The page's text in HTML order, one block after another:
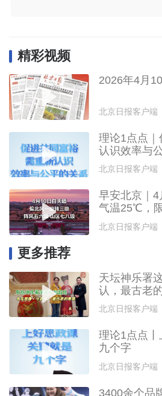
精彩视频
2026年4月
北京日报客户端
理论1点点
认识效率与
北京日报客户端
早安北京｜
气温25℃，
北京日报客户端
更多推荐
天坛神乐署
认，最古老
北京日报客户端
理论1点点
九个字
北京日报客户端
3400余个品